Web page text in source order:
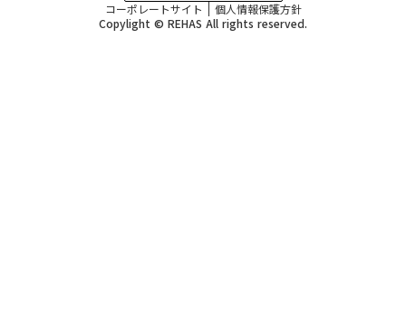
コーポレートサイト
個人情報保護方針
Copylight © REHAS All rights reserved.